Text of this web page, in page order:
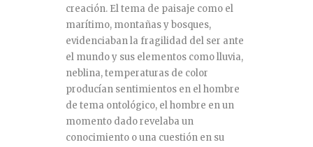
creación. El tema de paisaje como el
marítimo, montañas y bosques,
evidenciaban la fragilidad del ser ante
el mundo y sus elementos como lluvia,
neblina, temperaturas de color
producían sentimientos en el hombre
de tema ontológico, el hombre en un
momento dado revelaba un
conocimiento o una cuestión en su